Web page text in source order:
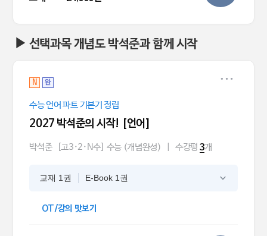
▶ 선택과목 개념도 박석준과 함께 시작
N 완
수능 언어 파트 기본기 정립
2027 박석준의 시작! [언어]
박석준 [고3·2·N수] 수능 (개념완성) 수강평 3개
교재 1권 E-Book 1권
OT/강의 맛보기